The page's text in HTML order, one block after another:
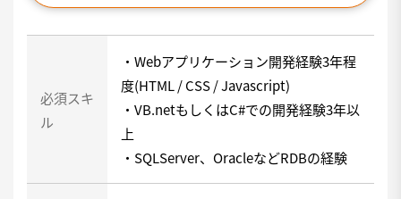
必須スキ
ル
・Webアプリケーション開発経験3年程
度(HTML / CSS / Javascript)
・VB.netもしくはC#での開発経験3年以
上
・SQLServer、OracleなどRDBの経験